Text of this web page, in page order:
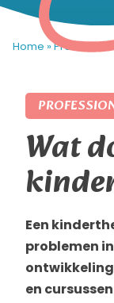
Home »
Wat
Een
problemen
en